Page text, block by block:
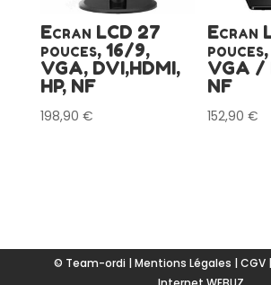
Ecran LCD 27
pouces, 16/9,
VGA, DVI,HDMI,
HP, NF
198,90 €
Ecran
VGA /
NF
152,90€
© Team-ordi | Mentions Légales CGV|